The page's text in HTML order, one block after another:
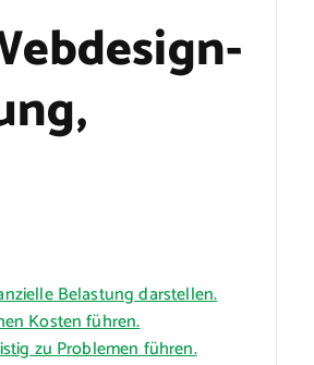
Belastung darstellen.
Kosten führen.
zu Problemen führen.